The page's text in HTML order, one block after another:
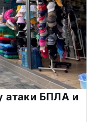
атаки БПЛА и